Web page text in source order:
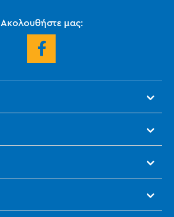
Ακολουθήστε μας: